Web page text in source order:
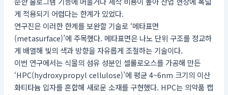
게 적용되기 어렵다는 한계가 있었다.
연구진은 이러한 한계를 보완할 기술로 ‘메타표면
(metasurface)’에 주목했다. 메타표면은 나노 단위 구조를 정교하
게 배열해 빛의 색과 방향을 자유롭게 조절하는 기술이다.
이번 연구에서는 식물의 섬유 성분인 셀룰로오스를 가공해 만든
‘HPC(hydroxypropyl cellulose)’에 평균 4~6nm 크기의 이산
화티타늄 입자를 혼합해 새로운 소재를 구현했다. HPC는 의약품 캡